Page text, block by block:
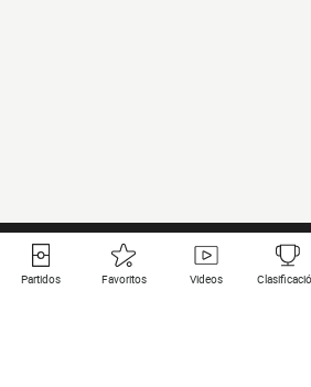
Partidos Favoritos Videos